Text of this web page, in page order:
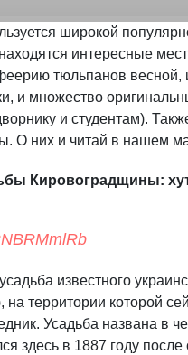
широкой
интересные
тюльпанов весной,
и множество
и студентам).
О них и читай в нашем
Кировоградщины:
известного
на территории которой
Усадьба названа в
здесь в 1887 году